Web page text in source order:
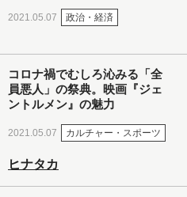
2021.05.07 政治・経済
コロナ禍でむしろ沁みる「全
員悪人」の祭典。映画『ジェ
ントルメン』の魅力
2021.05.07 カルチャー・スポーツ
ヒナタカ